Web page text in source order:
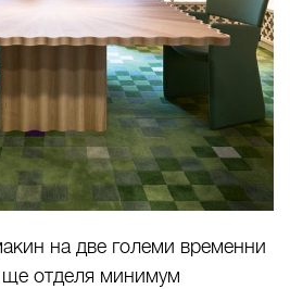
на две големи временни
отделя минимум